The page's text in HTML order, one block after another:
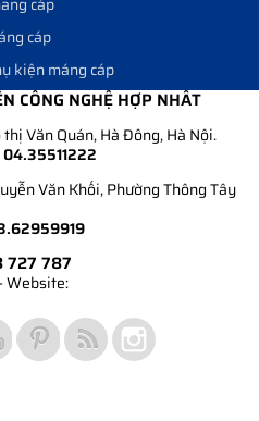
cáp
kiện máng cáp
CÔNG NGHỆ HỢP NHẤT
Văn Quán, Hà Đông, Hà Nội.
04.35511222
Văn Khối, Phường Thông Tây
787
- Website: